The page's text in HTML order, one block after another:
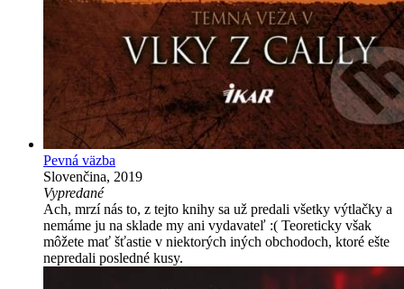
Pevná väzba
Slovenčina, 2019
Vypredané
Ach, mrzí nás to, z tejto knihy sa už predali všetky výtlačky a
nemáme ju na sklade my ani vydavateľ :( Teoreticky však
môžete mať šťastie v niektorých iných obchodoch, ktoré ešte
nepredali posledné kusy.